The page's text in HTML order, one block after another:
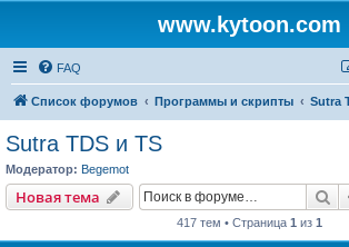
www.kytoon.com
FAQ
Список форумов Программы и скрипты Sutra
Sutra TDS и TS
Модератор: Begemot
Новая тема
417 тем • Страница 1 из 1